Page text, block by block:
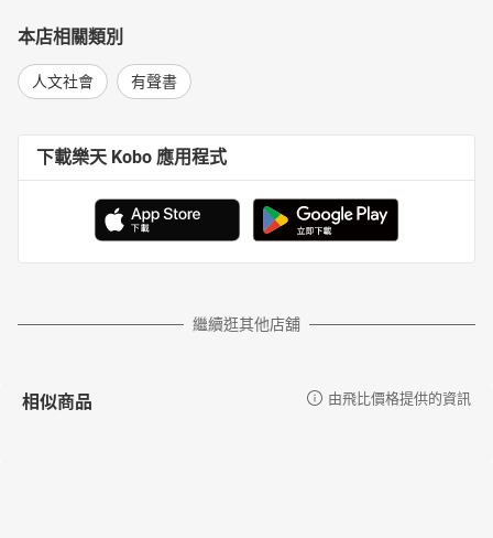
本店相關類別
人文社會 有聲書
下載樂天 Kobo 應用程式
繼續逛其他店舖
相似商品 由飛比價格提供的資訊